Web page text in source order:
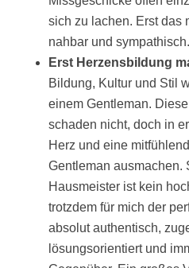
sich zu lachen. Erst das
nahbar und
Erst Herzensbildung
Bildung, Kultur und Stil
einem Gentleman.
schaden nicht, doch in
Herz und eine
Gentleman ausmachen.
Hausmeister ist kein
trotzdem für mich der
absolut authentisch,
lösungsorientiert und